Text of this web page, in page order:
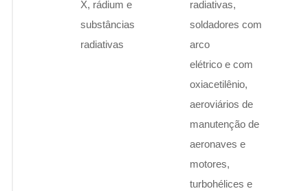
X, rádium e
substâncias
radiativas
radiativas,
soldadores com
arco
elétrico e com
oxiacetilênio,
aeroviários de
manutenção de
aeronaves e
motores,
turbohélices e